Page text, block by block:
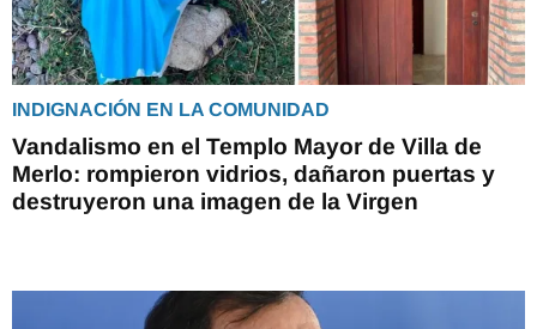
INDIGNACIÓN EN LA COMUNIDAD
Vandalismo en el Templo Mayor de Villa de
Merlo: rompieron vidrios, dañaron puertas y
destruyeron una imagen de la Virgen